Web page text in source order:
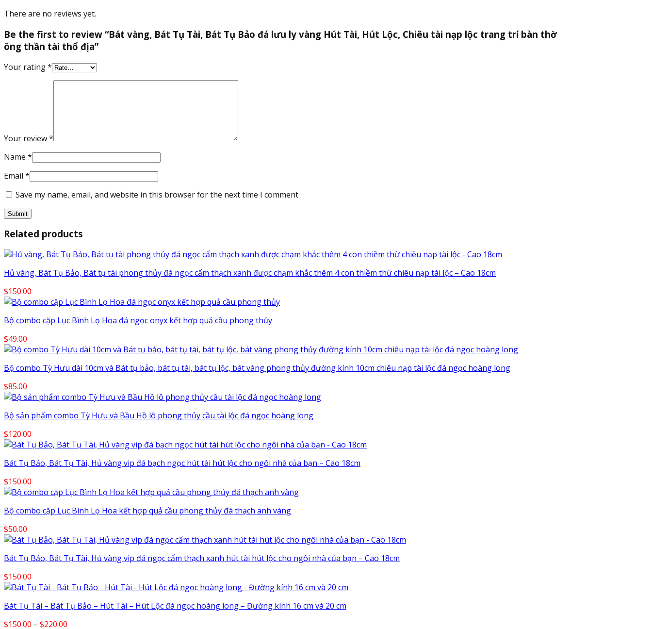
trang
bàn
thờ
thần
There are no reviews yet.
Be the first to review “Bát vàng, Bát Tụ Tài, Bát Tụ Bảo đá lưu ly vàng Hút Tài, Hút Lộc, Chiêu tài nạp lộc trang trí bàn thờ
ông thần tài thổ địa”
Your rating*
Your review*
Name *
Email *
Save my name, email, and website in this browser for the next time I comment.
Related products
Hủ vàng, Bát Tụ Bảo, Bát tụ tài phong thủy đá ngọc cẩm thạch xanh được chạm khắc thêm 4 con thiềm thừ chiêu nạp tài lộc – Cao 18cm
$150.00
Bộ combo cặp Lục Bình Lọ Hoa đá ngọc onyx kết hợp quả cầu phong thủy
$49.00
Bộ combo Tỳ Hưu dài 10cm và Bát tụ bảo, bát tụ tài, bát tụ lộc, bát vàng phong thủy đường kính 10cm chiêu nạp tài lộc đá ngọc hoàng long
$85.00
Bộ sản phẩm combo Tỳ Hưu và Bầu Hồ lô phong thủy cầu tài lộc đá ngọc hoàng long
$120.00
Bát Tụ Bảo, Bát Tụ Tài, Hủ vàng vip đá bạch ngọc hút tài hút lộc cho ngôi nhà của bạn – Cao 18cm
$150.00
Bộ combo cặp Lục Bình Lọ Hoa kết hợp quả cầu phong thủy đá thạch anh vàng
$50.00
Bát Tụ Bảo, Bát Tụ Tài, Hủ vàng vip đá ngọc cẩm thạch xanh hút tài hút lộc cho ngôi nhà của bạn – Cao 18cm
$150.00
Bát Tụ Tài – Bát Tụ Bảo – Hút Tài – Hút Lộc đá ngọc hoàng long – Đường kính 16 cm và 20 cm
$150.00 – $220.00